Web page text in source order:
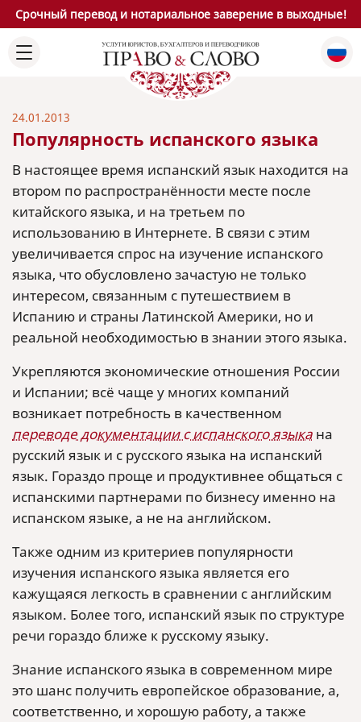
Срочный перевод и нотариальное заверение в выходные!
24.01.2013
Популярность испанского языка
В настоящее время испанский язык находится на
втором по распространённости месте после
китайского языка, и на третьем по
использованию в Интернете. В связи с этим
увеличивается спрос на изучение испанского
языка, что обусловлено зачастую не только
интересом, связанным с путешествием в
Испанию и страны Латинской Америки, но и
реальной необходимостью в знании этого языка.
Укрепляются экономические отношения России
и Испании; всё чаще у многих компаний
возникает потребность в качественном
переводе документации с испанского языка на
русский язык и с русского языка на испанский
язык. Гораздо проще и продуктивнее общаться с
испанскими партнерами по бизнесу именно на
испанском языке, а не на английском.
Также одним из критериев популярности
изучения испанского языка является его
кажущаяся легкость в сравнении с английским
языком. Более того, испанский язык по структуре
речи гораздо ближе к русскому языку.
Знание испанского языка в современном мире
это шанс получить европейское образование, а,
соответственно, и хорошую работу, а также